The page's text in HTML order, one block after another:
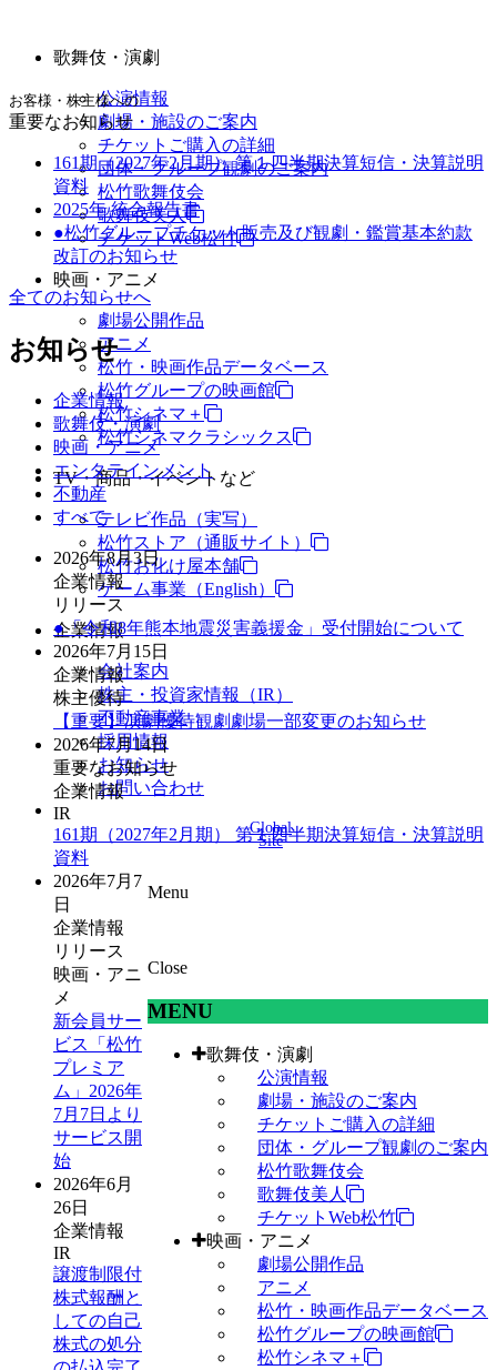
歌舞伎・演劇
公演情報
劇場・施設のご案内
チケットご購入の詳細
団体・グループ観劇のご案内
松竹歌舞伎会
歌舞伎美人
チケットWeb松竹
映画・アニメ
劇場公開作品
アニメ
松竹・映画作品データベース
松竹グループの映画館
松竹シネマ＋
松竹シネマクラシックス
TV・商品・イベントなど
テレビ作品（実写）
松竹ストア（通販サイト）
松竹お化け屋本舗
ゲーム事業（English）
企業情報
会社案内
株主・投資家情報（IR）
不動産事業
採用情報
お知らせ
お問い合わせ
Global
Site
Menu
Close
MENU
歌舞伎・演劇
公演情報
劇場・施設のご案内
チケットご購入の詳細
団体・グループ観劇のご案内
松竹歌舞伎会
歌舞伎美人
チケットWeb松竹
映画・アニメ
劇場公開作品
アニメ
松竹・映画作品データベース
松竹グループの映画館
松竹シネマ＋
お客様・株主様への
重要なお知らせ
161期（2027年2月期） 第１四半期決算短信・決算説明
資料
2025年 統合報告書
●松竹グループチケット販売及び観劇・鑑賞基本約款
改訂のお知らせ
全てのお知らせへ
お知らせ
企業情報
歌舞伎・演劇
映画・アニメ
エンタテインメント
不動産
すべて
2026年8月3日
企業情報
リリース
●「令和8年熊本地震災害義援金」受付開始について
2026年7月15日
企業情報
株主優待
【重要】演劇優待観劇劇場一部変更のお知らせ
2026年7月14日
重要なお知らせ
企業情報
IR
161期（2027年2月期） 第１四半期決算短信・決算説明
資料
2026年7月7
日
企業情報
リリース
映画・アニ
メ
新会員サー
ビス「松竹
プレミア
ム」2026年
7月7日より
サービス開
始
2026年6月
26日
企業情報
IR
譲渡制限付
株式報酬と
しての自己
株式の処分